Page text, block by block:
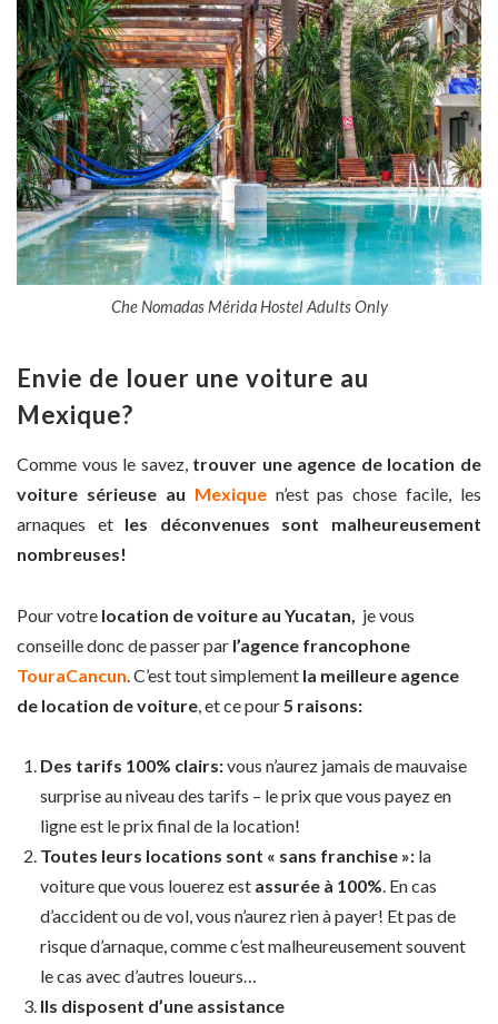
Che Nomadas Mérida Hostel Adults Only
Envie de louer une voiture au
Mexique?
Comme vous le savez, trouver une agence de location de
voiture sérieuse au Mexiquen’est pas chose facile, les
arnaques etles déconvenues sont malheureusement
nombreuses!
Pour votre location de voiture au Yucatan,
je vous
conseille donc de passer par l’agence francophone
TouraCancun . C’est tout simplement la meilleure agence
de location de voiture , et ce pour 5 raisons:
Des tarifs 100% clairs:vous n’aurez jamais de mauvaise
surprise au niveau des tarifs – le prix que vous payez en
ligne est le prix final de la location!
Toutes leurs locations sont « sans franchise »: la
voiture que vous louerez est assurée à 100%. En cas
d’accident ou de vol, vous n’aurez rien à payer! Et pas de
risque d’arnaque, comme c’est malheureusement souvent
le cas avec d’autres loueurs…
Ils disposent d’une assistance